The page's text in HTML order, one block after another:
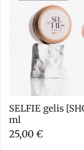
SELFIE gelis
ml
25,00 €